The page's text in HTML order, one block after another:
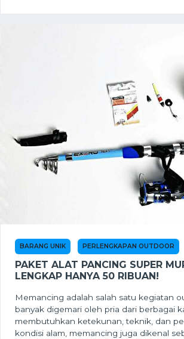
BARANG UNIK PERLENGKAPAN OUTDOOR
PAKET ALAT PANCING SUPER
LENGKAP HANYA 50 RIBUAN!
Memancing adalah salah satu kegiatan
banyak digemari oleh pria dari berbagai
membutuhkan ketekunan, teknik, dan
kondisi alam, memancing juga dikenal